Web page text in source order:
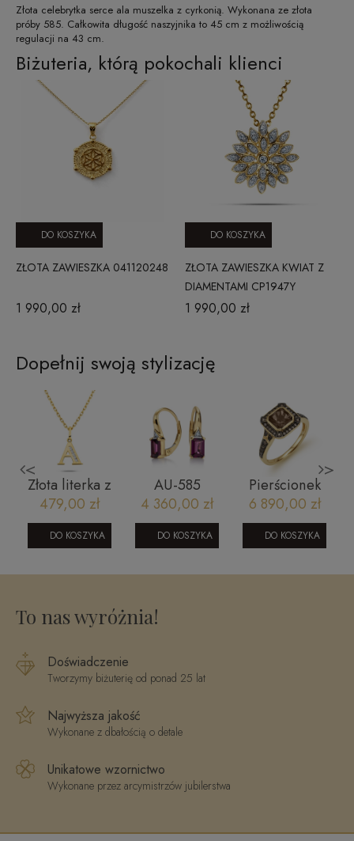
Złota celebrytka serce ala muszelka z cyrkonią. Wykonana ze złota
próby 585. Całkowita długość naszyjnika to 45 cm z możliwością
regulacji na 43 cm.
Biżuteria, którą pokochali klienci
ZŁOTA ZAWIESZKA 041120248
1 990,00 zł
DO KOSZYKA
ZŁOTA ZAWIESZKA KWIAT Z
DIAMENTAMI CP1947Y
1 990,00 zł
DO KOSZYKA
Dopełnij swoją stylizację
<
Złota literka z
cyrkoniami A
479,00 zł
DO KOSZYKA
AU-585
Kolczyki
ME1028BY
4 360,00 zł
DO KOSZYKA
Pierścionek
złoty
RR46095SMCHY
6 890,00 zł
DO KOSZYKA
>
To nas wyróżnia!
Doświadczenie
Tworzymy biżuterię od ponad 25 lat
Najwyższa jakość
Wykonane z dbałością o detale
Unikatowe wzornictwo
Wykonane przez arcymistrzów jubilerstwa